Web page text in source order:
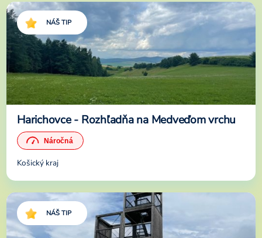
NÁŠ TIP
Harichovce - Rozhľadňa na Medveďom vrchu
Košický kraj
NÁŠ TIP